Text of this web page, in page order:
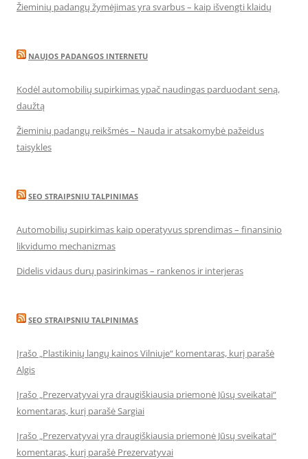
Žieminių padangų žymėjimas yra svarbus – kaip išvengti klaidų
NAUJOS PADANGOS INTERNETU
Kodėl automobilių supirkimas ypač naudingas parduodant seną,
daužtą
Žieminių padangų reikšmės – Nauda ir atsakomybė pažeidus
taisykles
SEO STRAIPSNIU TALPINIMAS
Automobilių supirkimas kaip operatyvus sprendimas – finansinio
likvidumo mechanizmas
Didelis vidaus durų pasirinkimas – rankenos ir interjeras
SEO STRAIPSNIU TALPINIMAS
Įrašo „Plastikinių langų kainos Vilniuje“ komentaras, kurį parašė
Algis
Įrašo „Prezervatyvai yra draugiškiausia priemonė Jūsų sveikatai“
komentaras, kurį parašė Sargiai
Įrašo „Prezervatyvai yra draugiškiausia priemonė Jūsų sveikatai“
komentaras, kurį parašė Prezervatyvai